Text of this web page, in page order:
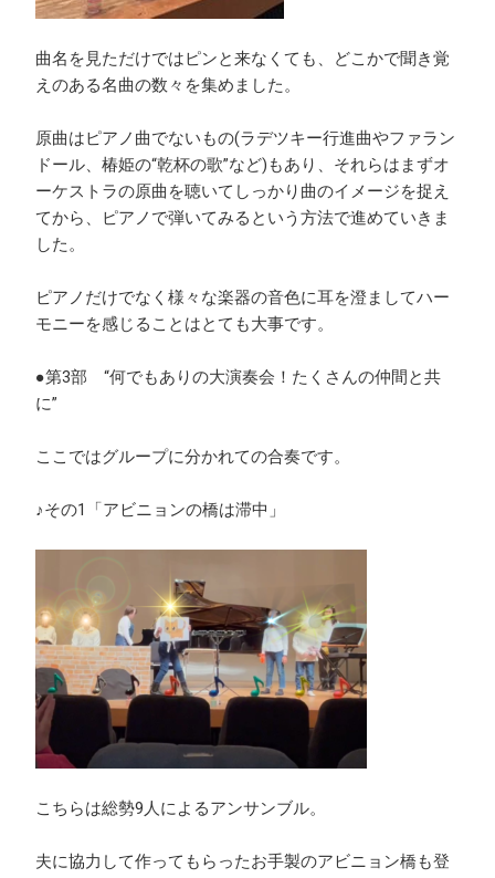
曲名を見ただけではピンと来なくても、どこかで聞き覚
えのある名曲の数々を集めました。
原曲はピアノ曲でないもの(ラデツキー行進曲やファラン
ドール、椿姫の“乾杯の歌”など)もあり、それらはまずオ
ーケストラの原曲を聴いてしっかり曲のイメージを捉え
てから、ピアノで弾いてみるという方法で進めていきま
した。
ピアノだけでなく様々な楽器の音色に耳を澄ましてハー
モニーを感じることはとても大事です。
●第3部 “何でもありの大演奏会！たくさんの仲間と共
に”
ここではグループに分かれての合奏です。
♪その1「アビニョンの橋は滞中」
こちらは総勢9人によるアンサンブル。
夫に協力して作ってもらったお手製のアビニョン橋も登